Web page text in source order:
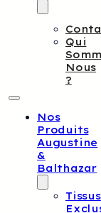
Qui
Nous
?
Nos
Produits
Augustine
&
Balthazar
Tissus